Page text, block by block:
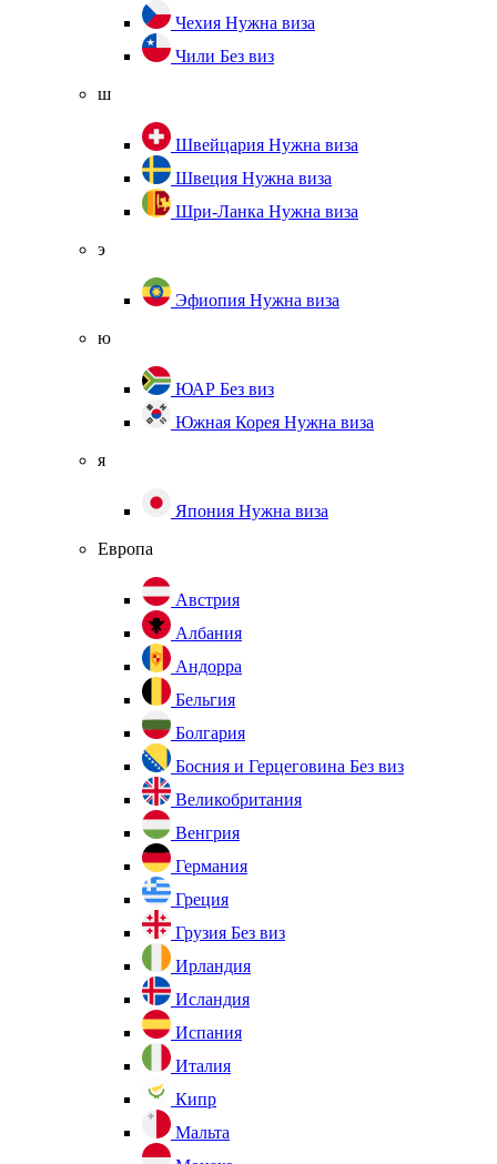
Чехия Нужна виза
Чили Без виз
ш
Швейцария Нужна виза
Швеция Нужна виза
Шри-Ланка Нужна виза
э
Эфиопия Нужна виза
ю
ЮАР Без виз
Южная Корея Нужна виза
я
Япония Нужна виза
Европа
Австрия
Албания
Андорра
Бельгия
Болгария
Босния и Герцеговина Без виз
Великобритания
Венгрия
Германия
Греция
Грузия Без виз
Ирландия
Исландия
Испания
Италия
Кипр
Мальта